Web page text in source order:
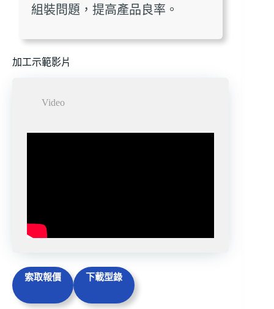
組裝問題，提高產品良率。
加工示範影片
Video
索取報價 下載型錄